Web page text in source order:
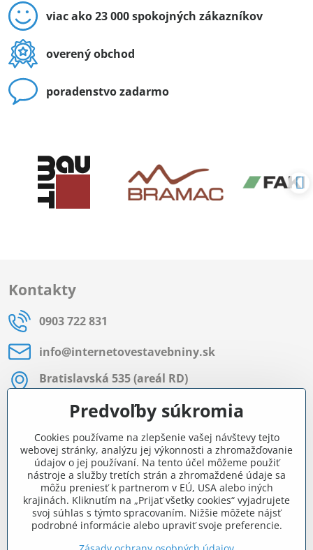
viac ako 23 000 spokojných zákazníkov
overený obchod
poradenstvo zadarmo
Kontakty
0903 722 831
info​@internetovestavebniny​.sk
Bratislavská 535 (areál RD)
Most pri Bratislave
Pon - Pia 8:00 - 11:30 a 12:15 - 15:30
Facebook
Navigácia
Všetko o nákupe
Predvoľby súkromia
Cookies používame na zlepšenie vašej návštevy tejto
webovej stránky, analýzu jej výkonnosti a zhromažďovanie
údajov o jej používaní. Na tento účel môžeme použiť
nástroje a služby tretích strán a zhromaždené údaje sa
môžu preniesť k partnerom v EÚ, USA alebo iných
krajinách. Kliknutím na „Prijať všetky cookies“ vyjadrujete
svoj súhlas s týmto spracovaním. Nižšie môžete nájsť
podrobné informácie alebo upraviť svoje preferencie.